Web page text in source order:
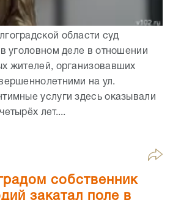
области суд
в уголовном деле в отношении
жителей, организовавших
на ул.
услуги здесь оказывали
лет....
собственник
закатал поле в